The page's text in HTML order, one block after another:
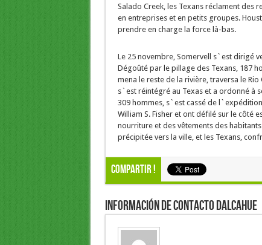
Salado Creek, les Texans réclament des
en entreprises et en petits groupes.
prendre en charge la force là-bas.
Le 25 novembre, Somervell s`est dirigé
Dégoûté par le pillage des Texans, 187
mena le reste de la rivière, traversa le
s`est réintégré au Texas et a ordonné à
309 hommes, s`est cassé de
William S. Fisher et ont défilé sur le côté
nourriture et des vêtements des
précipitée vers la ville, et les Texans,
Compartir !
Información de Contacto Dalcahue